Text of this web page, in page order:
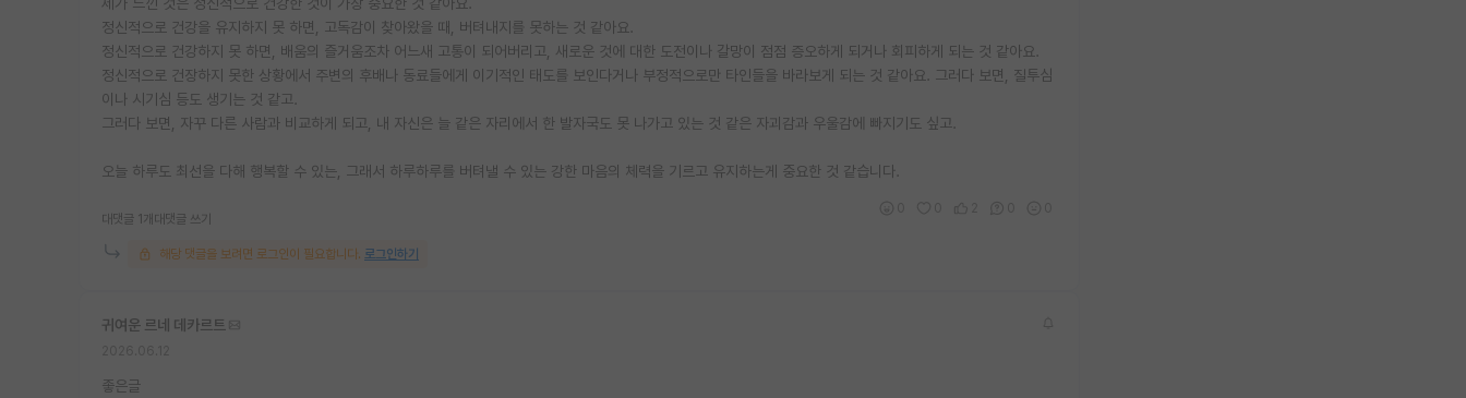
정신적으로 건강을 유지하지 못 하면, 고독감이 찾아왔을 때, 버텨내지를 못하는 것 같아요.
정신적으로 건강하지 못 하면, 배움의 즐거움조차 어느새 고통이 되어버리고, 새로운 것에 대한 도전이나 갈망이 점점 증오하게 되거나 회피하게 되는 것 같아요.
정신적으로 건장하지 못한 상황에서 주변의 후배나 동료들에게 이기적인 태도를 보인다거나 부정적으로만 타인들을 바라보게 되는 것 같아요. 그러다 보면, 질투심
이나 시기심 등도 생기는 것 같고.
그러다 보면, 자꾸 다른 사람과 비교하게 되고, 내 자신은 늘 같은 자리에서 한 발자국도 못 나가고 있는 것 같은 자괴감과 우울감에 빠지기도 싶고.
오늘 하루도 최선을 다해 행복할 수 있는, 그래서 하루하루를 버텨낼 수 있는 강한 마음의 체력을 기르고 유지하는게 중요한 것 같습니다.
대댓글 1개 대댓글 쓰기
해당 댓글을 보려면 로그인이 필요합니다. 로그인하기
귀여운 르네 데카르트
좋은글